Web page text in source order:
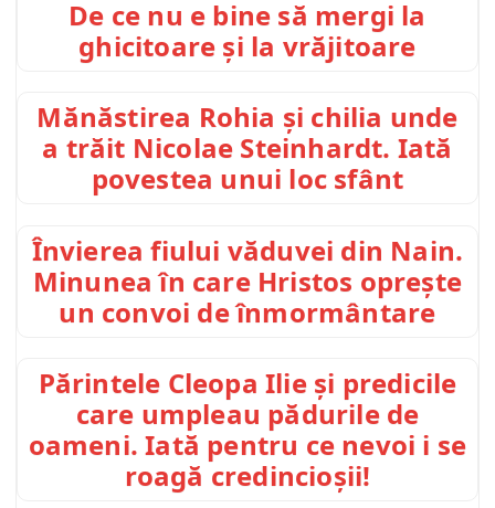
De ce nu e bine să mergi la
ghicitoare și la vrăjitoare
Mănăstirea Rohia și chilia unde
a trăit Nicolae Steinhardt. Iată
povestea unui loc sfânt
Învierea fiului văduvei din Nain.
Minunea în care Hristos oprește
un convoi de înmormântare
Părintele Cleopa Ilie și predicile
care umpleau pădurile de
oameni. Iată pentru ce nevoi i se
roagă credincioșii!